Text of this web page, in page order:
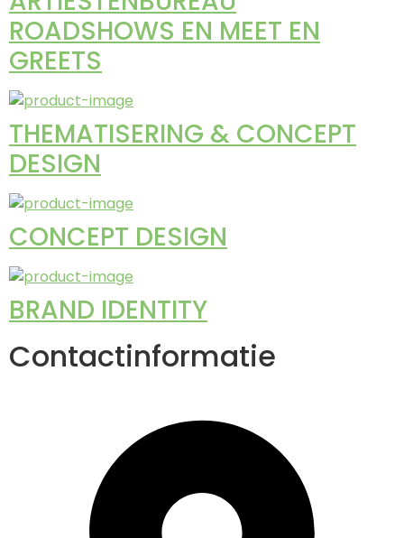
ROADSHOWS EN MEET EN
GREETS
THEMATISERING & CONCEPT
DESIGN
CONCEPT DESIGN
BRAND IDENTITY
Contactinformatie